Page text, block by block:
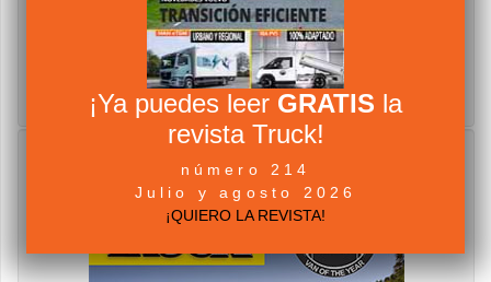
¡Ya puedes leer GRATIS la
revista Truck!
número 214
Julio y agosto 2026
¡QUIERO LA REVISTA!